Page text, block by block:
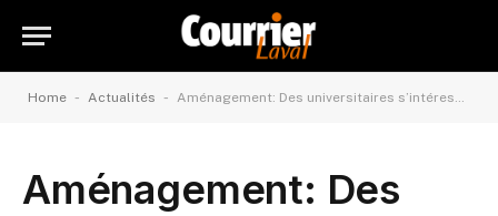
Home - Actualités - Aménagement: Des universitaires s’intéressent à Laval
Aménagement: Des